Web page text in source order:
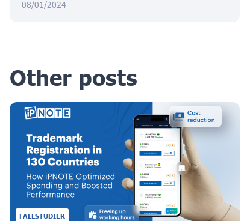
08/01/2024
Other posts
FALLSTUDIER